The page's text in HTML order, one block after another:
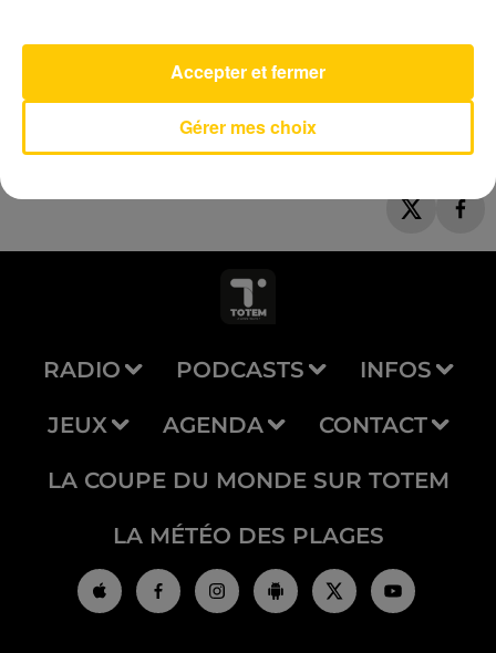
RITA MITSOUKO
RADIO PODCASTS INFOS
JEUX AGENDA CONTACT
LA COUPE DU MONDE SUR TOTEM
LA MÉTÉO DES PLAGES
Gérer mes choix
Accepter et fermer